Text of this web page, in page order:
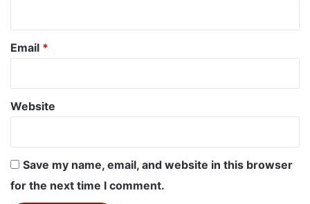
Email *
Website
Save my name, email, and website in this browser
for the next time I comment.